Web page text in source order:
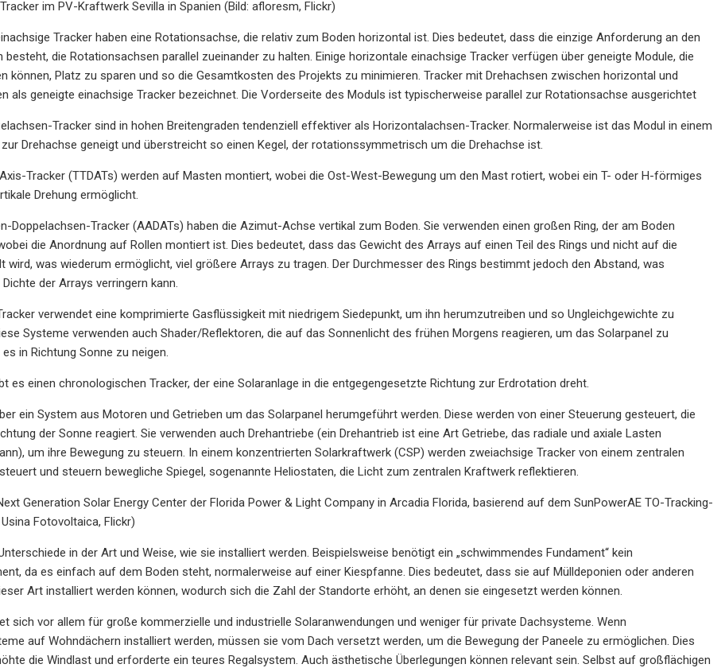
im PV-Kraftwerk Sevilla in Spanien (Bild: afloresm, Flickr)
Tracker haben eine Rotationsachse, die relativ zum Boden horizontal ist. Dies bedeutet, dass die einzige Anforderung an den
besteht, die Rotationsachsen parallel zueinander zu halten. Einige horizontale einachsige Tracker verfügen über geneigte Module, die
können, Platz zu sparen und so die Gesamtkosten des Projekts zu minimieren. Tracker mit Drehachsen zwischen horizontal und
als geneigte einachsige Tracker bezeichnet. Die Vorderseite des Moduls ist typischerweise parallel zur Rotationsachse ausgerichtet
Tracker sind in hohen Breitengraden tendenziell effektiver als Horizontalachsen-Tracker. Normalerweise ist das Modul in einem
Drehachse geneigt und überstreicht so einen Kegel, der rotationssymmetrisch um die Drehachse ist.
Tracker (TTDATs) werden auf Masten montiert, wobei die Ost-West-Bewegung um den Mast rotiert, wobei ein T- oder H-förmiges
Drehung ermöglicht.
Doppelachsen-Tracker (AADATs) haben die Azimut-Achse vertikal zum Boden. Sie verwenden einen großen Ring, der am Boden
die Anordnung auf Rollen montiert ist. Dies bedeutet, dass das Gewicht des Arrays auf einen Teil des Rings und nicht auf die
wird, was wiederum ermöglicht, viel größere Arrays zu tragen. Der Durchmesser des Rings bestimmt jedoch den Abstand, was
der Arrays verringern kann.
verwendet eine komprimierte Gasflüssigkeit mit niedrigem Siedepunkt, um ihn herumzutreiben und so Ungleichgewichte zu
Systeme verwenden auch Shader/Reflektoren, die auf das Sonnenlicht des frühen Morgens reagieren, um das Solarpanel zu
es in Richtung Sonne zu neigen.
es einen chronologischen Tracker, der eine Solaranlage in die entgegengesetzte Richtung zur Erdrotation dreht.
ein System aus Motoren und Getrieben um das Solarpanel herumgeführt werden. Diese werden von einer Steuerung gesteuert, die
der Sonne reagiert. Sie verwenden auch Drehantriebe (ein Drehantrieb ist eine Art Getriebe, das radiale und axiale Lasten
um ihre Bewegung zu steuern. In einem konzentrierten Solarkraftwerk (CSP) werden zweiachsige Tracker von einem zentralen
und steuern bewegliche Spiegel, sogenannte Heliostaten, die Licht zum zentralen Kraftwerk reflektieren.
Generation Solar Energy Center der Florida Power & Light Company in Arcadia Florida, basierend auf dem SunPowerAE TO-Tracking-
Fotovoltaica, Flickr)
in der Art und Weise, wie sie installiert werden. Beispielsweise benötigt ein „schwimmendes Fundament“ kein
da es einfach auf dem Boden steht, normalerweise auf einer Kiespfanne. Dies bedeutet, dass sie auf Mülldeponien oder anderen
Art installiert werden können, wodurch sich die Zahl der Standorte erhöht, an denen sie eingesetzt werden können.
sich vor allem für große kommerzielle und industrielle Solaranwendungen und weniger für private Dachsysteme. Wenn
auf Wohndächern installiert werden, müssen sie vom Dach versetzt werden, um die Bewegung der Paneele zu ermöglichen. Dies
die Windlast und erforderte ein teures Regalsystem. Auch ästhetische Überlegungen können relevant sein. Selbst auf großflächigen